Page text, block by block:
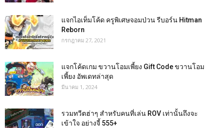
แจกไอเท็มโค้ด ครูพิเศษจอมป่วน รีบอร์น Hitman
Reborn
กรกฎาคม 27, 2021
แจกโค้ดเกม ขวานโอมเพี้ยง Gift Code ขวานโอม
เพี้ยง อัพเดทล่าสุด
มีนาคม 1, 2024
รวมทวีตฮ่าๆ สำหรับคนที่เล่น ROV เท่านั้นถึงจะ
เข้าใจ อย่างจี้ 555+